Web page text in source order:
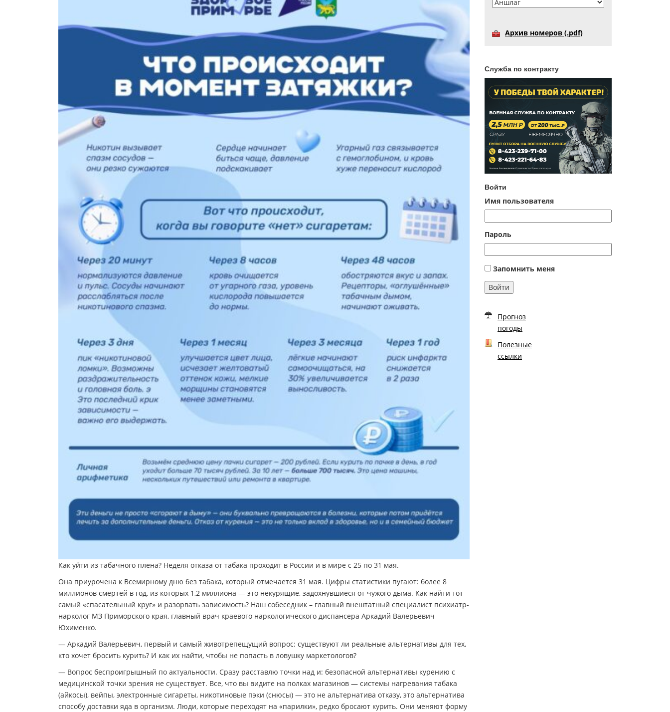
Как уйти из табачного плена? Неделя отказа от табака проходит в России и в мире с 25 по 31 мая.
Она приурочена к Всемирному дню без табака, который отмечается 31 мая. Цифры статистики пугают: более 8
миллионов смертей в год, из которых 1,2 миллиона — это некурящие, задохнувшиеся от чужого дыма. Как найти тот
самый «спасательный круг» и разорвать зависимость? Наш собеседник – главный внештатный специалист психиатр-
нарколог МЗ Приморского края, главный врач краевого наркологического диспансера Аркадий Валерьевич
Юхименко.
— Аркадий Валерьевич, первый и самый животрепещущий вопрос: существуют ли реальные альтернативы для тех,
кто хочет бросить курить? И как их найти, чтобы не попасть в ловушку маркетологов?
— Вопрос беспроигрышный по актуальности. Сразу расставлю точки над и: безопасной альтернативы курению с
медицинской точки зрения не существует. Все, что вы видите на полках магазинов — системы нагревания табака
(айкосы), вейпы, электронные сигареты, никотиновые пэки (снюсы) — это не альтернатива отказу, это альтернатива
способу доставки яда в организм. Люди, которые переходят на «парилки», редко бросают курить. Они меняют форму
Архив номеров (.pdf)
Служба по контракту
Войти
Имя пользователя
Пароль
Запомнить меня
Войти
Прогноз
погоды
Полезные
ссылки